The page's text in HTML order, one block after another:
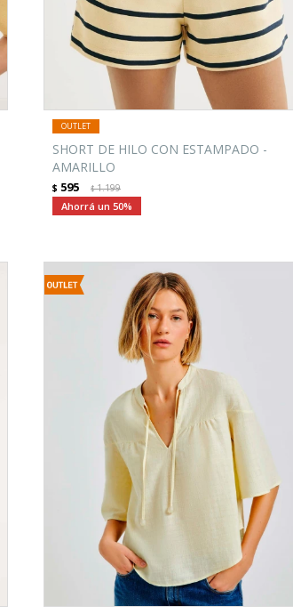
SHORT DE HILO CON ESTAMPADO -
AMARILLO
$ 595 $1.199
50